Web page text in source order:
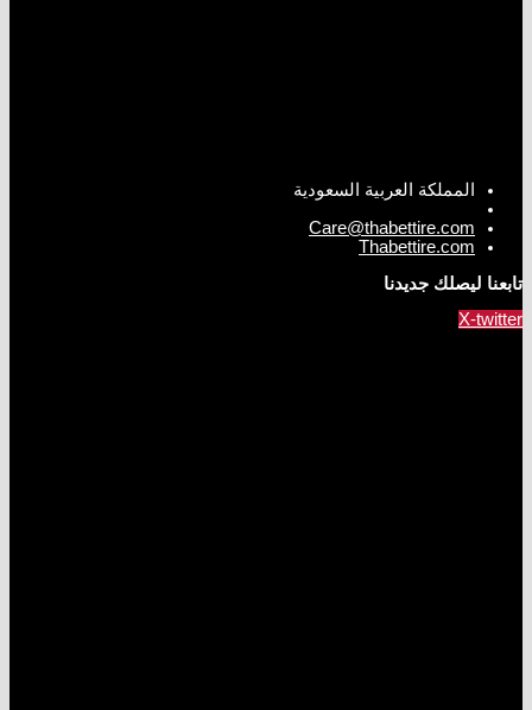
المملكة العربية السعودية
Care@thabettire.com
Thabettire.com
تابعنا ليصلك جديدنا
X-twitter